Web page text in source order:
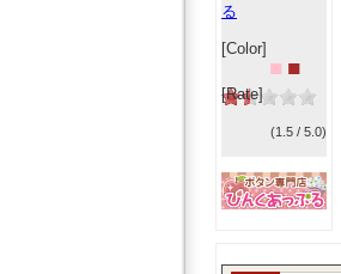
る
[Color]
■ ■
[Rate]
(1.5 / 5.0)